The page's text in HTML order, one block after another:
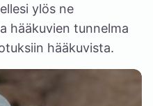
ylös ne
hääkuvien tunnelma
hääkuvista.